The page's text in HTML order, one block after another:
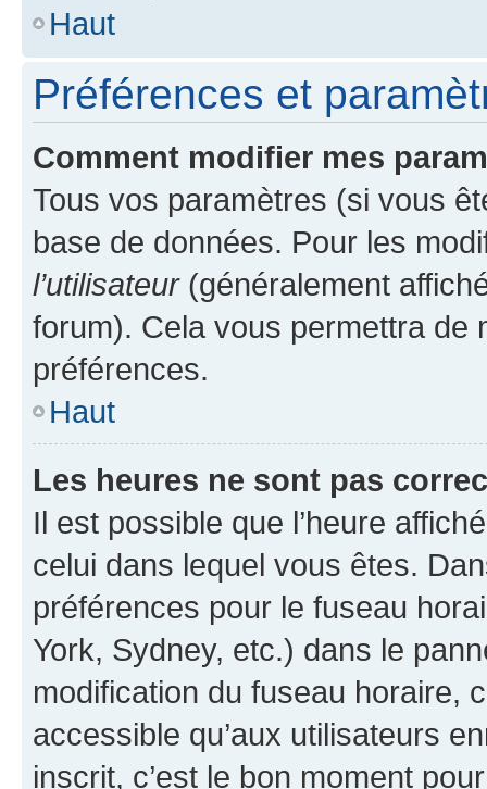
Haut
Préférences et
Comment modifier mes
Tous vos paramètres (si vous
base de données. Pour les
l’utilisateur(généralement
forum). Cela vous permettra de
préférences.
Haut
Les heures ne sont pas
Il est possible que l’heure
celui dans lequel vous êtes.
préférences pour le fuseau
York, Sydney, etc.) dans le
modification du fuseau horaire,
accessible qu’aux utilisateurs
inscrit, c’est le bon moment